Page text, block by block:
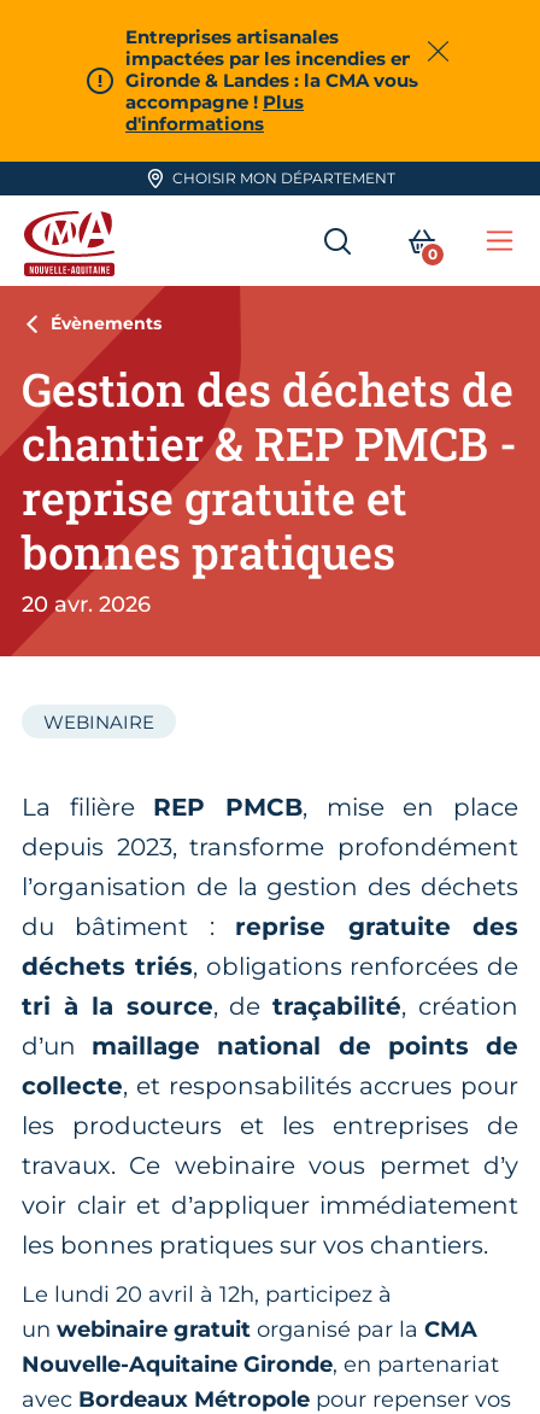
Entreprises artisanales
impactées par les incendies en
Gironde & Landes : la CMA vous
accompagne ! Plus
d'informations
Fermer
CHOISIR MON DÉPARTEMENT
CMA Nouvelle-Aquitaine
RECHERCHER
MON
0
Évènements
Gestion des déchets de
chantier & REP PMCB -
reprise gratuite et
bonnes pratiques
20 avr. 2026
WEBINAIRE
La filière REP PMCB, mise en place
depuis 2023, transforme profondément
l’organisation de la gestion des déchets
du bâtiment : reprise gratuite des
déchets triés, obligations renforcées de
tri à la source, detraçabilité, création
d’un maillage national de points de
collecte, et responsabilités accrues pour
les producteurs et les entreprises de
travaux. Ce webinaire vous permet d’y
voir clair et d’appliquer immédiatement
les bonnes pratiques sur vos chantiers.
Le lundi 20 avril à 12h, participez à
un webinaire gratuit organisé par la CMA
Nouvelle-Aquitaine Gironde, en partenariat
avec Bordeaux Métropole pour repenser vos